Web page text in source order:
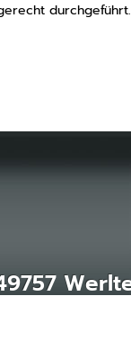
durchgeführt.